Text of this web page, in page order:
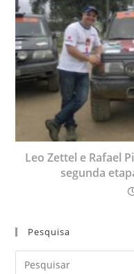
Leo Zettel e Rafael
segunda
Pesquisa